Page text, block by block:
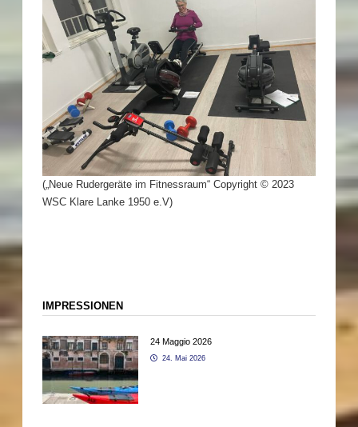
(„Neue Rudergeräte im Fitnessraum“ Copyright © 2023
WSC Klare Lanke 1950 e.V)
IMPRESSIONEN
24 Maggio 2026
24. Mai 2026